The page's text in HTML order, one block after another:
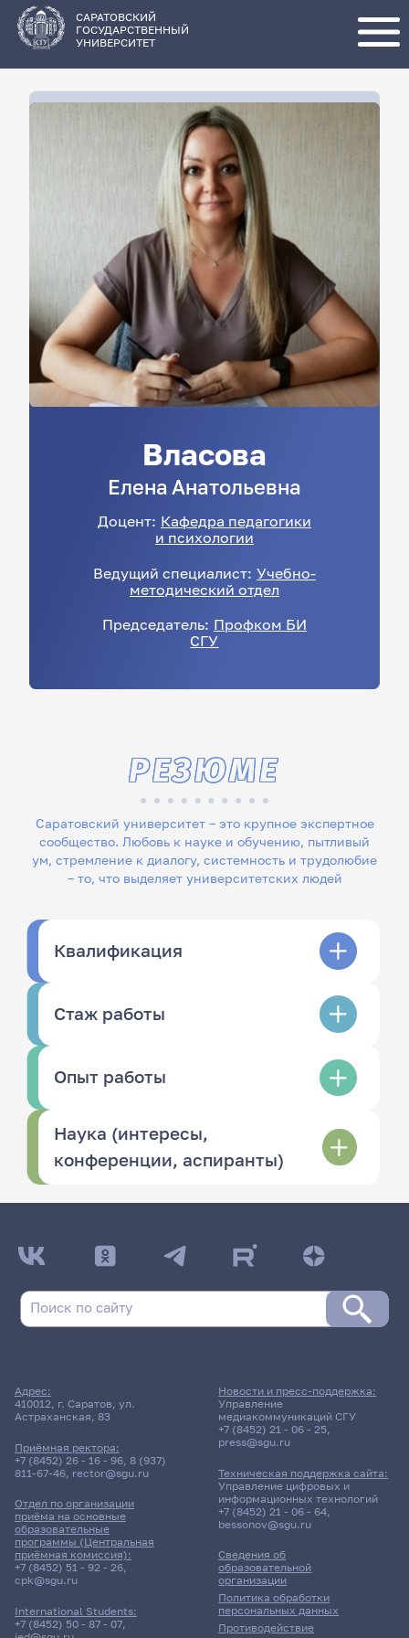
основному
содержанию
САРАТОВСКИЙ
ГОСУДАРСТВЕННЫЙ
УНИВЕРСИТЕТ
Власова
Елена Анатольевна
Доцент: Кафедра педагогики
и психологии
Ведущий специалист: Учебно-
методический отдел
Председатель: Профком БИ
СГУ
Саратовский университет – это крупное экспертное
сообщество. Любовь к науке и обучению, пытливый
ум, стремление к диалогу, системность и трудолюбие
– то, что выделяет университетских людей
РЕЗЮМЕ
Квалификация
Стаж работы
Опыт работы
Наука (интересы,
конференции, аспиранты)
Адрес:
410012, г. Саратов, ул.
Астраханская, 83
Приёмная ректора:
+7 (8452) 26 - 16 - 96, 8 (937)
811-67-46, rector@sgu.ru
Отдел по организации
приёма на основные
образовательные
программы (Центральная
приёмная комиссия):
+7 (8452) 51 - 92 - 26,
cpk@sgu.ru
International Students:
+7 (8452) 50 - 87 - 07,
Сведения об
образовательной
организации
Политика обработки
персональных данных
Противодействие
Новости и пресс-поддержка:
Управление
медиакоммуникаций СГУ
+7 (8452) 21 - 06 - 25,
press@sgu.ru
Техническая поддержка сайта:
Управление цифровых и
информационных технологий
+7 (8452) 21 - 06 - 64,
bessonov@sgu.ru